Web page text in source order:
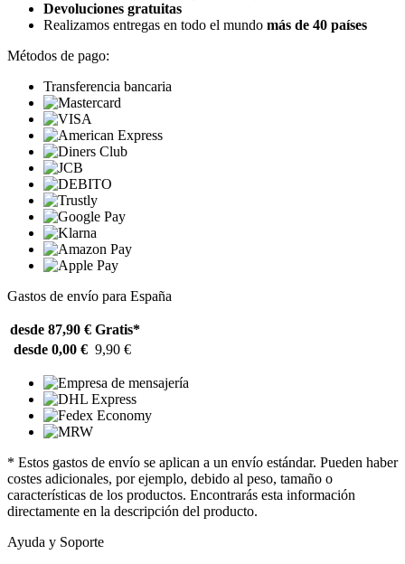
Devoluciones gratuitas
Realizamos entregas en todo el mundo más de 40 países
Métodos de pago:
Transferencia bancaria
Gastos de envío para España
desde 87,90 € Gratis*
desde 0,00 € 9,90 €
* Estos gastos de envío se aplican a un envío estándar. Pueden haber
costes adicionales, por ejemplo, debido al peso, tamaño o
características de los productos. Encontrarás esta información
directamente en la descripción del producto.
Ayuda y Soporte